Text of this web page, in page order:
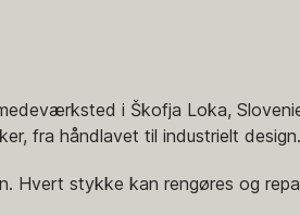
i Škofja Loka,
fra håndlavet til industrielt design.
stykke kan rengøres og